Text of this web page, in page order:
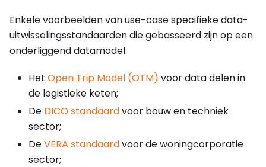
Enkele voorbeelden van use-case specifieke data-
uitwisselingsstandaarden die gebasseerd zijn op een
onderliggend datamodel:
Het Open Trip Model (OTM) voor data delen in
de logistieke keten;
De DICO standaardvoor bouw en techniek
sector;
DeVERA standaardvoor de woningcorporatie
sector;